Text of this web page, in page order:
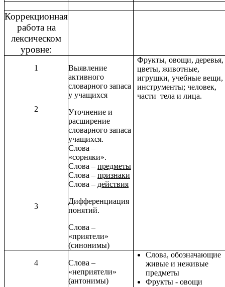
Коррекционная
работа на
лексическом
уровне:
1
2
3
Выявление
активного
словарного запаса
у учащихся
Уточнение и
расширение
словарного запаса
учащихся.
Слова –
«сорняки».
Слова – предметы
Слова – признаки
Слова – действия
Дифференциация
понятий.
Слова –
«приятели»
(синонимы)
Фрукты, овощи, деревья,
цветы, животные,
игрушки, учебные вещи,
инструменты; человек,
части тела и лица.
4
Слова –
«неприятели»
(антонимы)
Слова, обозначающие
живые и неживые
предметы
Фрукты - овощи